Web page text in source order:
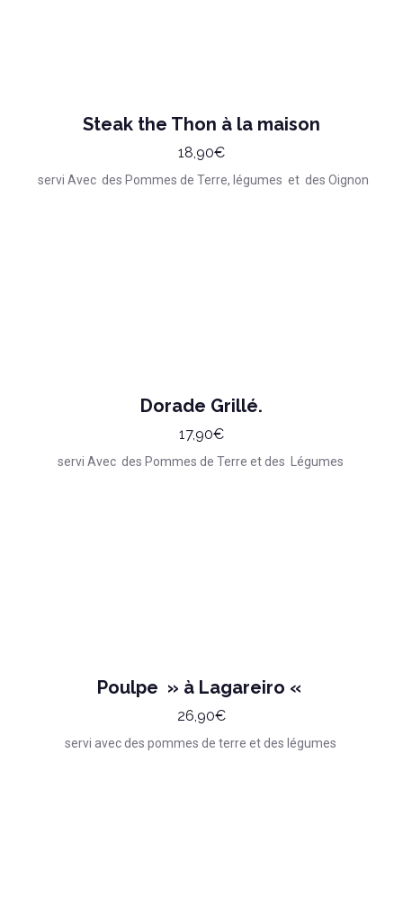
Steak the Thon à la maison
18,90€
servi Avec des Pommes de Terre, légumes et des Oignon
Dorade Grillé.
17,90€
servi Avec des Pommes de Terre et des Légumes
Poulpe » à Lagareiro «
26,90€
servi avec des pommes de terre et des légumes